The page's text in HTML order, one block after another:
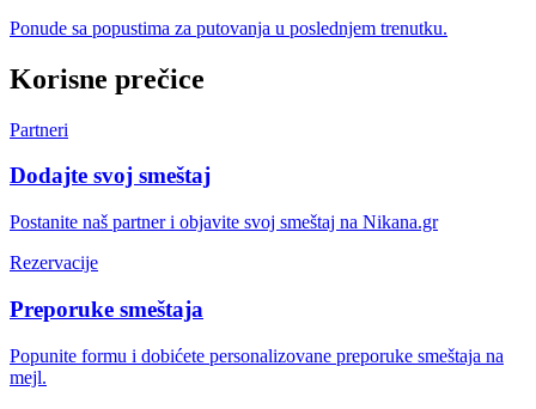
Ponude sa popustima za putovanja u poslednjem trenutku.
Korisne prečice
Partneri
Dodajte svoj smeštaj
Postanite naš partner i objavite svoj smeštaj na Nikana.gr
Rezervacije
Preporuke smeštaja
Popunite formu i dobićete personalizovane preporuke smeštaja na
mejl.